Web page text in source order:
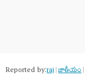
Reported by:raj|జాతీయం|